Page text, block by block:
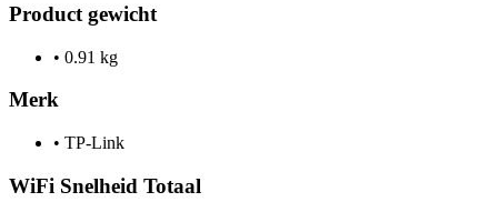
Product gewicht
• 0.91 kg
Merk
• TP-Link
WiFi Snelheid Totaal